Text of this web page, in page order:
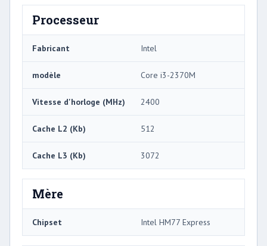
Processeur
Fabricant Intel
modèle Core i3-2370M
Vitesse d'horloge (MHz) 2400
Cache L2 (Kb) 512
Cache L3 (Kb) 3072
Mère
Chipset Intel HM77 Express